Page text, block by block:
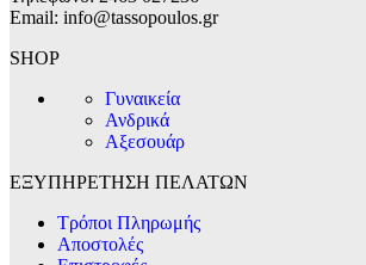
Email: info@tassopoulos.gr
SHOP
Γυναικεία
Ανδρικά
Αξεσουάρ
ΕΞΥΠΗΡΕΤΗΣΗ ΠΕΛΑΤΩΝ
Τρόποι Πληρωμής
Αποστολές